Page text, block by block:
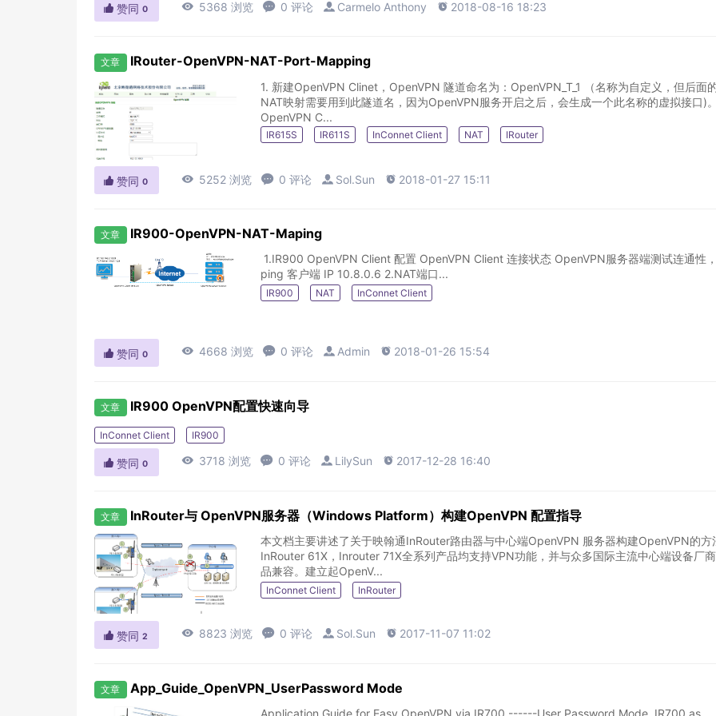
 赞同 0  5368 浏览  0 评论  Carmelo Anthony  2018-08-16 18:23
文章 IRouter-OpenVPN-NAT-Port-Mapping
1. 新建OpenVPN Clinet，OpenVPN 隧道命名为：OpenVPN_T_1 （名称为自定义，但后面
NAT映射需要用到此隧道名，因为OpenVPN服务开启之后，会生成一个此名称的虚拟接口)。
OpenVPN C...
IR615S IR611S InConnet Client NAT IRouter
 赞同 0  5252 浏览  0 评论  Sol.Sun  2018-01-27 15:11
文章 IR900-OpenVPN-NAT-Maping
1.IR900 OpenVPN Client 配置 OpenVPN Client 连接状态 OpenVPN服务器端测试连通性，
ping 客户端 IP 10.8.0.6 2.NAT端口...
IR900 NAT InConnet Client
 赞同 0  4668 浏览  0 评论 Admin  2018-01-26 15:54
文章 IR900 OpenVPN配置快速向导
InConnet Client IR900
 赞同 0  3718 浏览  0 评论  LilySun  2017-12-28 16:40
文章 InRouter与 OpenVPN服务器（Windows Platform）构建OpenVPN 配置指导
本文档主要讲述了关于映翰通InRouter路由器与中心端OpenVPN 服务器构建OpenVPN的方
InRouter 61X，Inrouter 71X全系列产品均支持VPN功能，并与众多国际主流中心端设备厂
品兼容。建立起OpenV...
InConnet Client InRouter
 赞同 2  8823 浏览  0 评论  Sol.Sun  2017-11-07 11:02
文章 App_Guide_OpenVPN_UserPassword Mode